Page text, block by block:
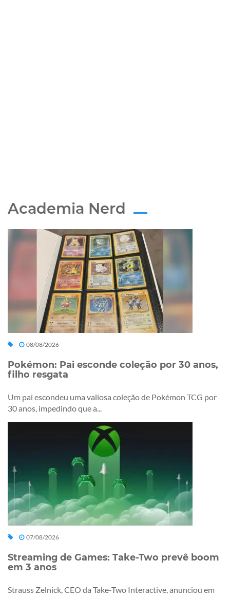
Academia Nerd
08/08/2026
Pokémon: Pai esconde coleção por 30 anos,
filho resgata
Um pai escondeu uma valiosa coleção de Pokémon TCG por
30 anos, impedindo que a...
07/08/2026
Streaming de Games: Take-Two prevê boom
em 3 anos
Strauss Zelnick, CEO da Take-Two Interactive, anunciou em